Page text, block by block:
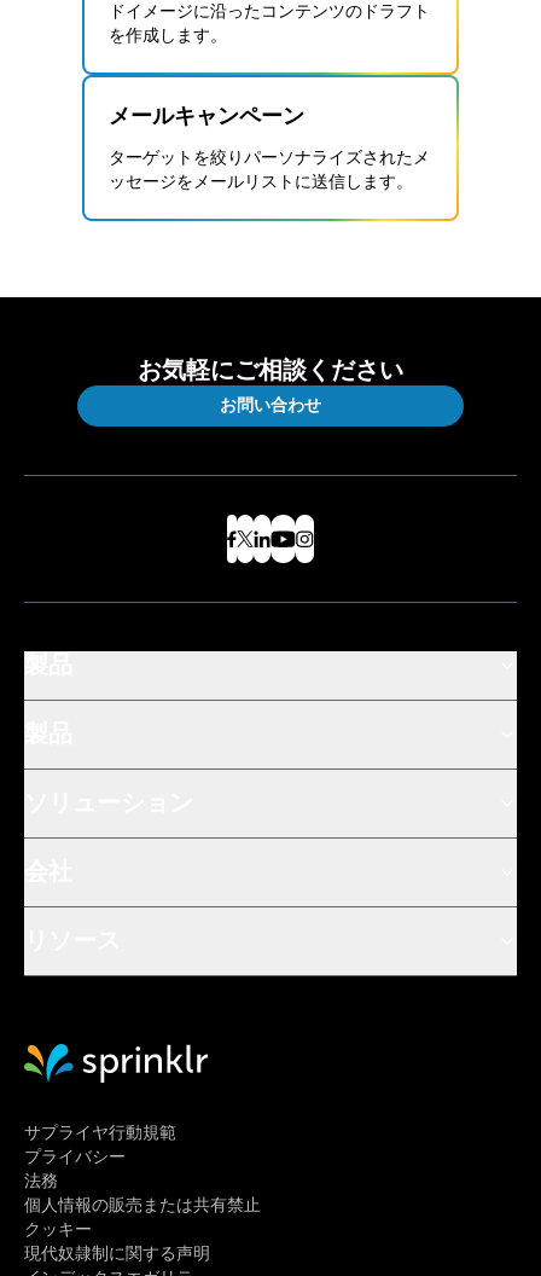
ドイメージに沿ったコンテンツのドラフト
を作成します。
メールキャンペーン
ターゲットを絞りパーソナライズされたメ
ッセージをメールリストに送信します。
お気軽にご相談ください
お問い合わせ
Sprinklr Website Home
サプライヤ行動規範
プライバシー
法務
個人情報の販売または共有禁止
クッキー
現代奴隷制に関する声明